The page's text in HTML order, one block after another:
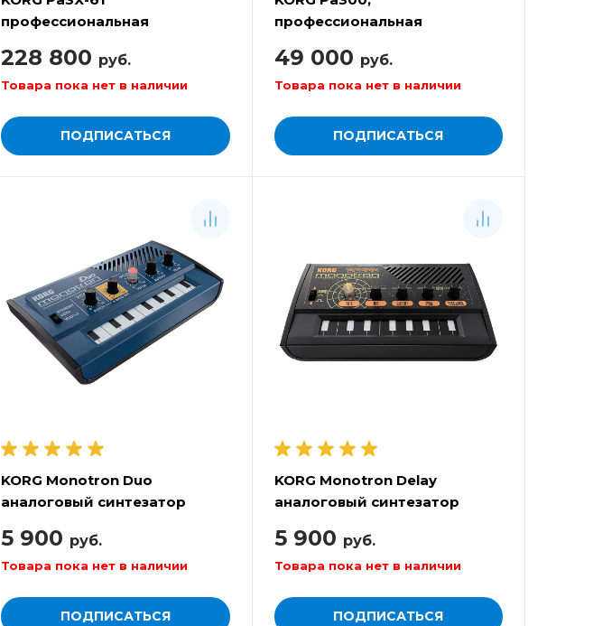
профессиональная
228 800 руб.
Товара пока нет в наличии
ПОДПИСАТЬСЯ
профессиональная
49 000 руб.
Товара пока нет в наличии
ПОДПИСАТЬСЯ
KORG Monotron Duo
аналоговый синтезатор
5 900 руб.
Товара пока нет в наличии
ПОДПИСАТЬСЯ
KORG Monotron Delay
аналоговый синтезатор
5 900 руб.
Товара пока нет в наличии
ПОДПИСАТЬСЯ